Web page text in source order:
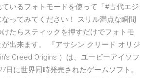
いるフォトモードを使って「#古代エジ
ってみてください！ スリル満点な瞬間
たらスティックを押すだけでフォトモ
出来ます。 『アサシン クリード オリジ
Creed Origins ）は、ユービーアイソフ
日に世界同時発売されたゲームソフト。